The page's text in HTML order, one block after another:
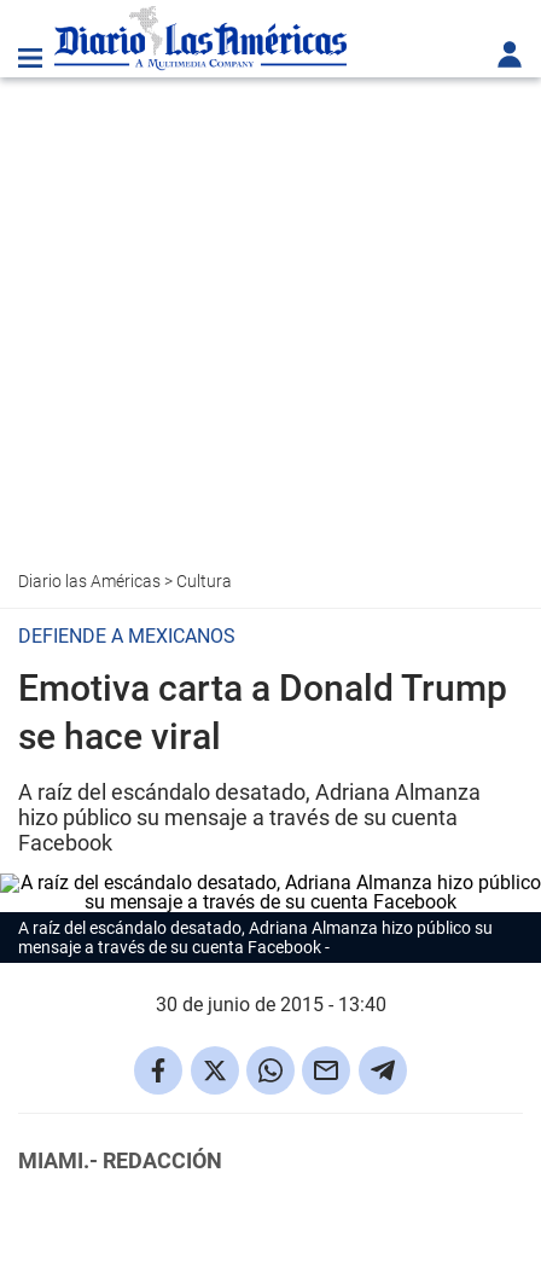
Diario las Américas> Cultura
DEFIENDE A MEXICANOS
Emotiva carta a Donald Trump
se hace viral
A raíz del escándalo desatado, Adriana Almanza
hizo público su mensaje a través de su cuenta
Facebook
A raíz del escándalo desatado, Adriana Almanza hizo público su
mensaje a través de su cuenta Facebook
30 de junio de 2015 - 13:40
MIAMI.- REDACCIÓN